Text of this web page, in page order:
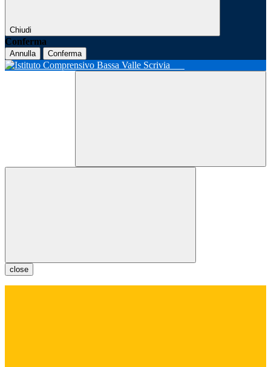
Chiudi
Conferma
Annulla Conferma
close